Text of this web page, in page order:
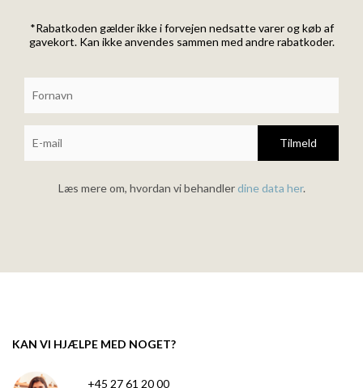
*Rabatkoden gælder ikke i forvejen nedsatte varer og køb af
gavekort. Kan ikke anvendes sammen med andre rabatkoder.
Tilmeld
Læs mere om, hvordan vi behandlerdine data her.
KAN VI HJÆLPE MED NOGET?
+45 27 61 20 00